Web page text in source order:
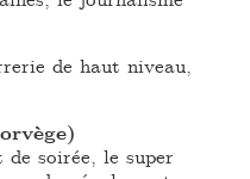
de haut niveau,
soirée, le super